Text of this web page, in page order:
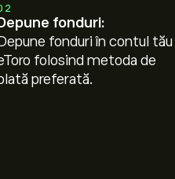
Depune fonduri:
Depune fonduri în contul tău
folosind metoda de
preferată.